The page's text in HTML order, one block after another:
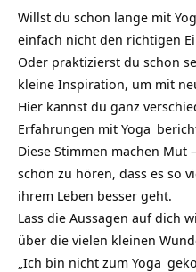
Willst du schon lange mit
einfach nicht den richtigen
Oder praktizierst du schon
kleine Inspiration, um mit
Hier kannst du ganz
Erfahrungen mit Yoga
Diese Stimmen machen Mut
schön zu hören, dass es so
ihrem Leben besser geht.
Lass die Aussagen auf dich
über die vielen kleinen
„Ich bin nicht zum Yoga